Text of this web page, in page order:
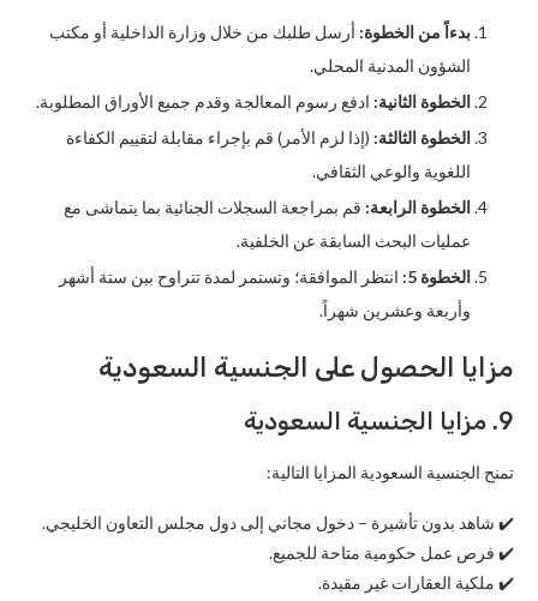
بدءاً من الخطوة: أرسل طلبك من خلال وزارة الداخلية أو مكتب
الشؤون المدنية المحلي.
الخطوة الثانية: ادفع رسوم المعالجة وقدم جميع الأوراق المطلوبة.
الخطوة الثالثة: (إذا لزم الأمر) قم بإجراء مقابلة لتقييم الكفاءة
اللغوية والوعي الثقافي.
الخطوة الرابعة: قم بمراجعة السجلات الجنائية بما يتماشى مع
عمليات البحث السابقة عن الخلفية.
الخطوة 5:
انتظر الموافقة؛ وتستمر لمدة تتراوح بين ستة أشهر
وأربعة وعشرين شهراً.
مزايا الحصول على الجنسية السعودية
9. مزايا الجنسية السعودية
تمنح الجنسية السعودية المزايا التالية:
✔️ شاهد بدون تأشيرة – دخول مجاني إلى دول مجلس التعاون الخليجي.
✔️ فرص عمل حكومية متاحة للجميع.
✔️ ملكية العقارات غير مقيدة.